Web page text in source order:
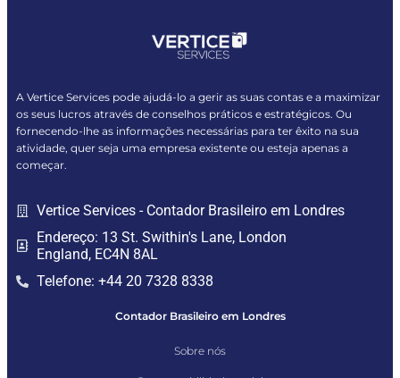
A Vertice Services pode ajudá-lo a gerir as suas contas e a maximizar
os seus lucros através de conselhos práticos e estratégicos. Ou
fornecendo-lhe as informações necessárias para ter êxito na sua
atividade, quer seja uma empresa existente ou esteja apenas a
começar.
Vertice Services - Contador Brasileiro em Londres
Endereço: 13 St. Swithin's Lane, London
England, EC4N 8AL
Telefone: +44 20 7328 8338
Contador Brasileiro em Londres
Sobre nós